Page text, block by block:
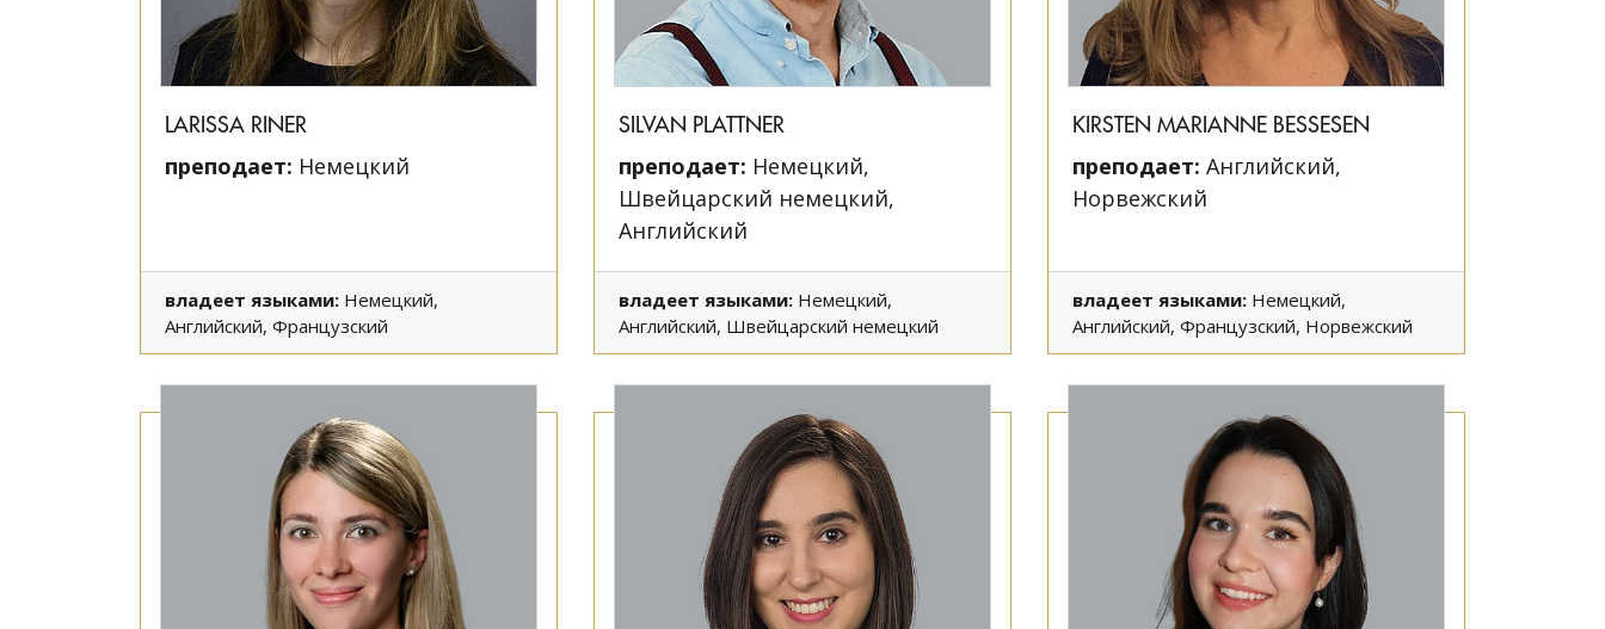
LARISSA RINER
преподает: Немецкий
владеет языками: Немецкий,
Английский, Французский
SILVAN PLATTNER
преподает: Немецкий,
Швейцарский немецкий,
Английский
владеет языками: Немецкий,
Английский, Швейцарский немецкий
KIRSTEN MARIANNE BESSESEN
преподает: Английский,
Норвежский
владеет языками: Немецкий,
Английский, Французский, Норвежский